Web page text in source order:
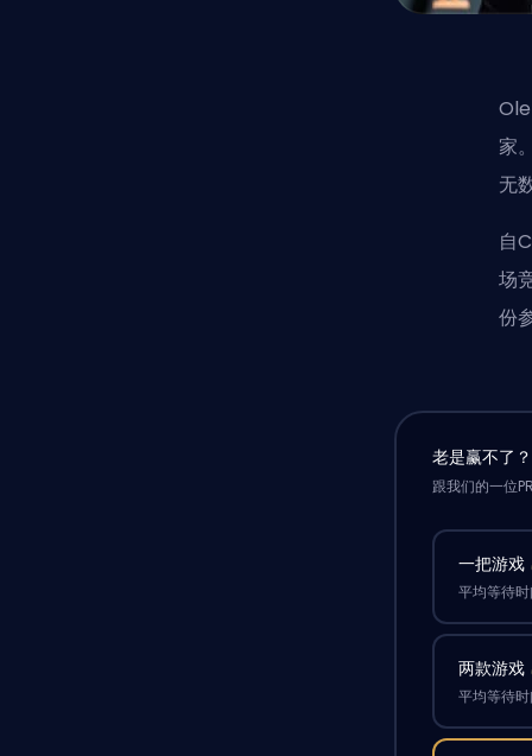
家
无
自
场
份
老是赢不了
跟我们的一位
一把游戏
平均等待
两款游戏
平均等待